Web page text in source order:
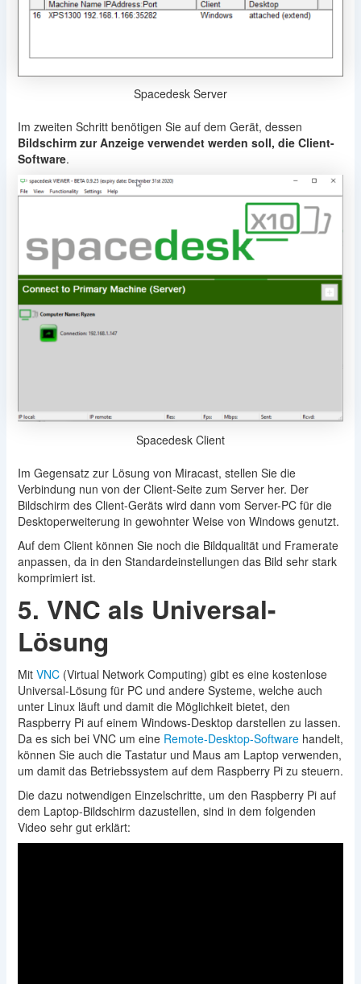
Spacedesk Server
Im zweiten Schritt benötigen Sie auf dem Gerät, dessen
Bildschirm zur Anzeige verwendet werden soll, die Client-
Software.
Spacedesk Client
Im Gegensatz zur Lösung von Miracast, stellen Sie die
Verbindung nun von der Client-Seite zum Server her. Der
Bildschirm des Client-Geräts wird dann vom Server-PC für die
Desktoperweiterung in gewohnter Weise von Windows genutzt.
Auf dem Client können Sie noch die Bildqualität und Framerate
anpassen, da in den Standardeinstellungen das Bild sehr stark
komprimiert ist.
5. VNC als Universal-
Lösung
Mit VNC(Virtual Network Computing) gibt es eine kostenlose
Universal-Lösung für PC und andere Systeme, welche auch
unter Linux läuft und damit die Möglichkeit bietet, den
Raspberry Pi auf einem Windows-Desktop darstellen zu lassen.
Da es sich bei VNC um eine Remote-Desktop-Softwarehandelt,
können Sie auch die Tastatur und Maus am Laptop verwenden,
um damit das Betriebssystem auf dem Raspberry Pi zu steuern.
Die dazu notwendigen Einzelschritte, um den Raspberry Pi auf
dem Laptop-Bildschirm dazustellen, sind in dem folgenden
Video sehr gut erklärt: